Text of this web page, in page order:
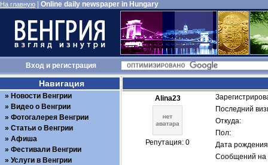
На главную Online daily newspaper in Hungary
Входи регистрация
Alina23
Репутация: 0
Последний
Откуда:
Пол:
Дата
Сообщений на
Навигация
Новости Венгрии
Видео о Венгрии
Фотогалерея Венгрии
Статьи о Венгрии
Афиша
Фестивали Венгрии
Услуги в Венгрии